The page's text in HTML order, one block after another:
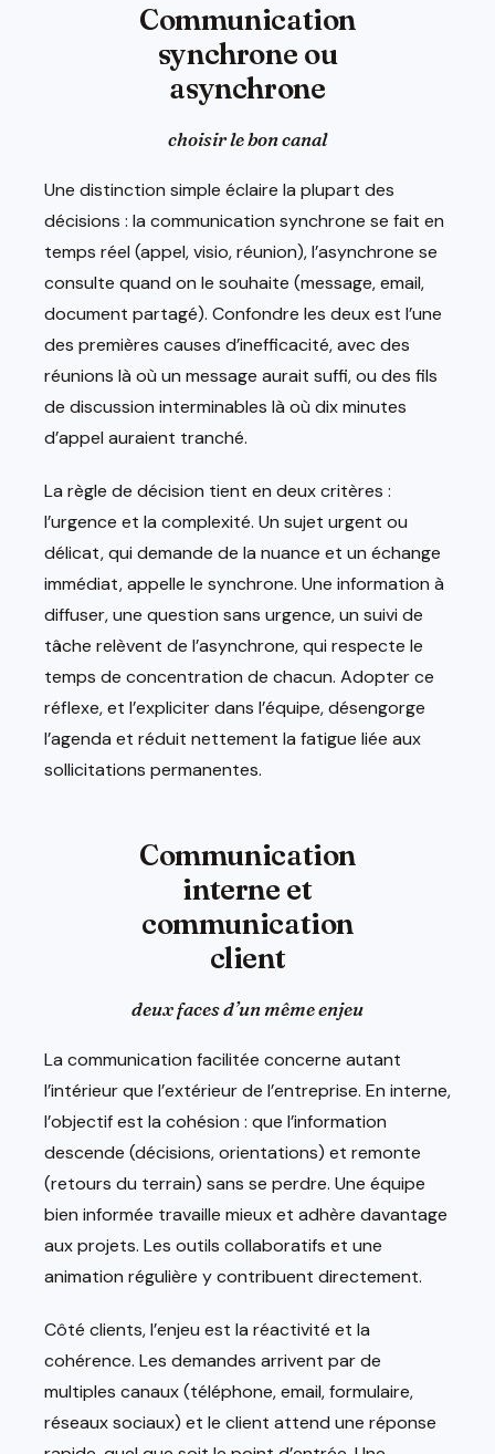
Communication
synchrone ou
asynchrone
choisir le bon canal
Une distinction simple éclaire la plupart des
décisions : la communication synchrone se fait en
temps réel (appel, visio, réunion), l’asynchrone se
consulte quand on le souhaite (message, email,
document partagé). Confondre les deux est l’une
des premières causes d’inefficacité, avec des
réunions là où un message aurait suffi, ou des fils
de discussion interminables là où dix minutes
d’appel auraient tranché.
La règle de décision tient en deux critères :
l’urgence et la complexité. Un sujet urgent ou
délicat, qui demande de la nuance et un échange
immédiat, appelle le synchrone. Une information à
diffuser, une question sans urgence, un suivi de
tâche relèvent de l’asynchrone, qui respecte le
temps de concentration de chacun. Adopter ce
réflexe, et l’expliciter dans l’équipe, désengorge
l’agenda et réduit nettement la fatigue liée aux
sollicitations permanentes.
Communication
interne et
communication
client
deux faces d’un même enjeu
La communication facilitée concerne autant
l’intérieur que l’extérieur de l’entreprise. En interne,
l’objectif est la cohésion : que l’information
descende (décisions, orientations) et remonte
(retours du terrain) sans se perdre. Une équipe
bien informée travaille mieux et adhère davantage
aux projets. Les outils collaboratifs et une
animation régulière y contribuent directement.
Côté clients, l’enjeu est la réactivité et la
cohérence. Les demandes arrivent par de
multiples canaux (téléphone, email, formulaire,
réseaux sociaux) et le client attend une réponse